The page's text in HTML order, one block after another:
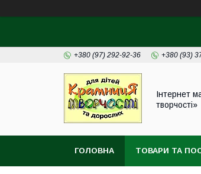
+380 (97) 292-92-36 +380 (93)
Інтернет
творчості»
ГОЛОВНА ТОВАРИ ТА